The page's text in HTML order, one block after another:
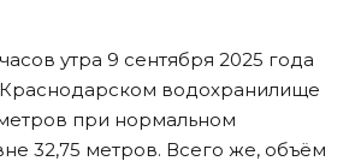
утра 9 сентября 2025 года
водохранилище
при нормальном
32,75 метров. Всего же, объём